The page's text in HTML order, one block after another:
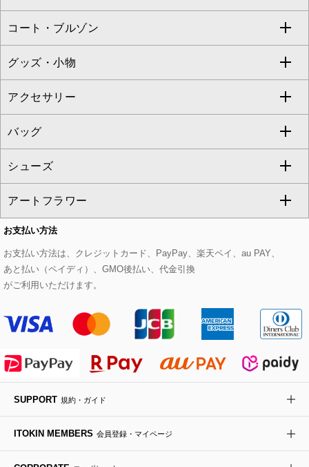
eur3
Maison de CINQ
MK MICHEL KLEIN BAG
HIROKO KOSHINO
カーディガン
アンサンブルセット
ベスト・ジレ
パーカー
タンクトップ・キャミソール
スウェット・ジャージー
その他のトップス
チュニック
ジャンパースカート
その他のワンピース・ドレス
クロップド・半端丈パンツ
ガウチョ・ワイドパンツ
ハーフ・ショート丈パンツ
サロペット・オールインワン
その他のパンツ
ロング・マキシ丈スカート
ひざ丈スカート
ミモレ丈スカート
ショート・ミニ丈スカート
その他のスカート
すべてのジャケット・スーツ
テーラードジャケット
ノーカラージャケット
セットアップ
セットアップジャケット
セットアップパンツ
セットアップスカート
セットアップワンピース
コート・ブルゾン
すべてのコート・ブルゾン
トレンチコート
ピーコート
ダッフルコート
チェスターコート
モッズコート
ステンカラーコート
ライダースジャケット
デニムジャケット
ダウンジャケット・コート
グッズ・小物
すべてのグッズ・小物
マスク
ストール・マフラー・スヌード
ベルト・サスペンダー
帽子
ヘアアクセサリー
ハンカチ・バンダナ
手袋
チャーム・ストラップ
アクセサリー
すべてのアクセサリー
ネックレス
ピアス・イヤリング
ブレスレット・バングル
ブローチ・コサージュ
バッグ
すべてのバッグ
トートバッグ
ショルダーバッグ
ボストンバッグ
バックパック・リュック
ボディバッグ・メッセンジャーバッグ
トラベルバッグ
シューズ
すべてのシューズ
パンプス
スニーカー
フラットシューズ
ローファー
ドレスシューズ
アートフラワー
すべてのアートフラワー
ローズ
カサブランカ・カラー
ラナンキュラス
ポプリアレンジ＆フレグランス
お支払い方法
お支払い方法は、クレジットカード、PayPay、楽天ペイ、au PAY、
あと払い（ペイディ）、GMO後払い、代金引換
がご利用いただけます。
SUPPORT 規約・ガイド
ITOKIN MEMBERS 会員登録・マイページ